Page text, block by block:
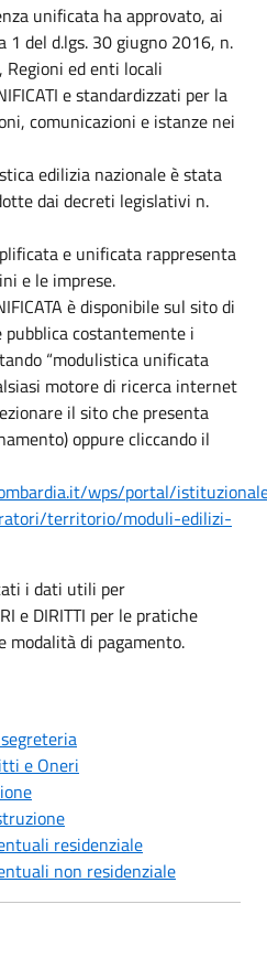
unificata ha approvato, ai
1 del d.lgs. 30 giugno 2016, n.
Regioni ed enti locali
e standardizzati per la
comunicazioni e istanze nei
edilizia nazionale è stata
dai decreti legislativi n.
e unificata rappresenta
e le imprese.
è disponibile sul sito di
pubblica costantemente i
“modulistica unificata
motore di ricerca internet
il sito che presenta
oppure cliccando il
wps/portal/
territorio/moduli-edilizi-
i dati utili per
e DIRITTI per le pratiche
modalità di pagamento.
e Oneri
residenziale
non residenziale